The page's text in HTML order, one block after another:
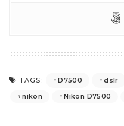
TAGS: D7500 dslr
nikon
Nikon D7500